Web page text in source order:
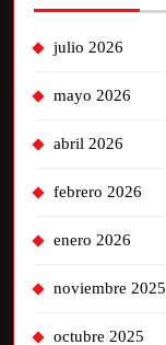
julio 2026
mayo 2026
abril 2026
febrero 2026
enero 2026
noviembre 2025
octubre 2025